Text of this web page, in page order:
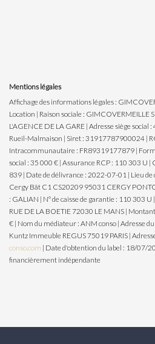
Mentions légales
Affichage des informations légales :
Location | Raison sociale : GIMCOVERMEILLE
L'AGENCE DE LA GARE | Adresse siège
Rueil-Malmaison | Siret : 31917787900024 |
Intracommunautaire : FR89319177879 |
social : 35 000 € | Assurance RCP : 110 303 U
839 | Date de délivrance : 2022-07-01 | Lieu
Cergy Bât C1 CS20209 95031 CERGY
: GALIAN | N° de caisse de garantie : 110 303
RUE DE LA BOETIE 72030 LE MANS |
€ | Nom du médiateur : ANM conso | Adresse
Kuntz Immeuble REGUS 75019 PARIS |
conso.com | Date d'obtention du label : 18/07/
financièrement indépendante